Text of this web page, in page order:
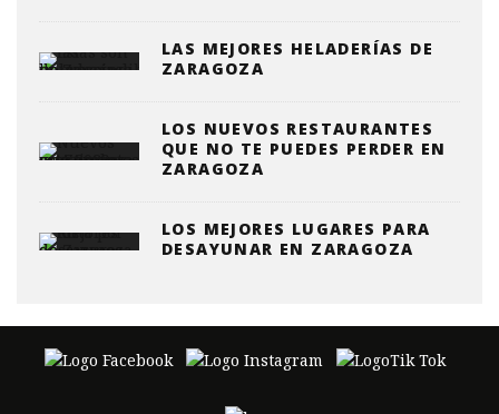
LAS MEJORES HELADERÍAS DE
ZARAGOZA
LOS NUEVOS RESTAURANTES
QUE NO TE PUEDES PERDER EN
ZARAGOZA
LOS MEJORES LUGARES PARA
DESAYUNAR EN ZARAGOZA